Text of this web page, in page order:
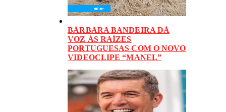
BÁRBARA BANDEIRA DÁ
VOZ ÀS RAÍZES
PORTUGUESAS COM O NOVO
VIDEOCLIPE “MANEL”